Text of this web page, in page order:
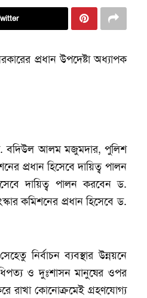
প্রধান উপদেষ্টা অধ্যাপক
ড. বদিউল আলম মজুমদার, পুলিশ
প্রধান হিসেবে দায়িত্ব পালন
দায়িত্ব পালন করবেন ড.
কমিশনের প্রধান হিসেবে ড.
নির্বাচন ব্যবস্থার উন্নয়নে
ও দুঃশাসন মানুষের ওপর
রাখা কোনোক্রমেই গ্রহণযোগ্য